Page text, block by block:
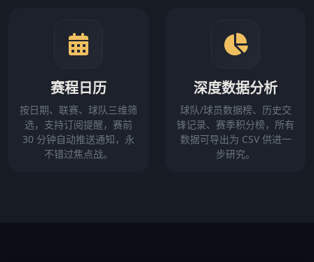
赛程日历
按日期、联赛、球队三维筛
选，支持订阅提醒，赛前
30 分钟自动推送通知，永
不错过焦点战。
深度数据分析
球队/球员数据榜、历史交
锋记录、赛季积分榜，所有
数据可导出为 CSV 供进一
步研究。